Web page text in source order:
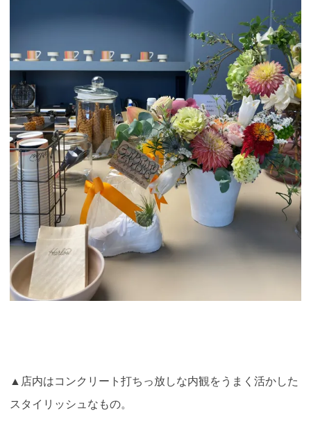
▲店内はコンクリート打ちっ放しな内観をうまく活かした
スタイリッシュなもの。